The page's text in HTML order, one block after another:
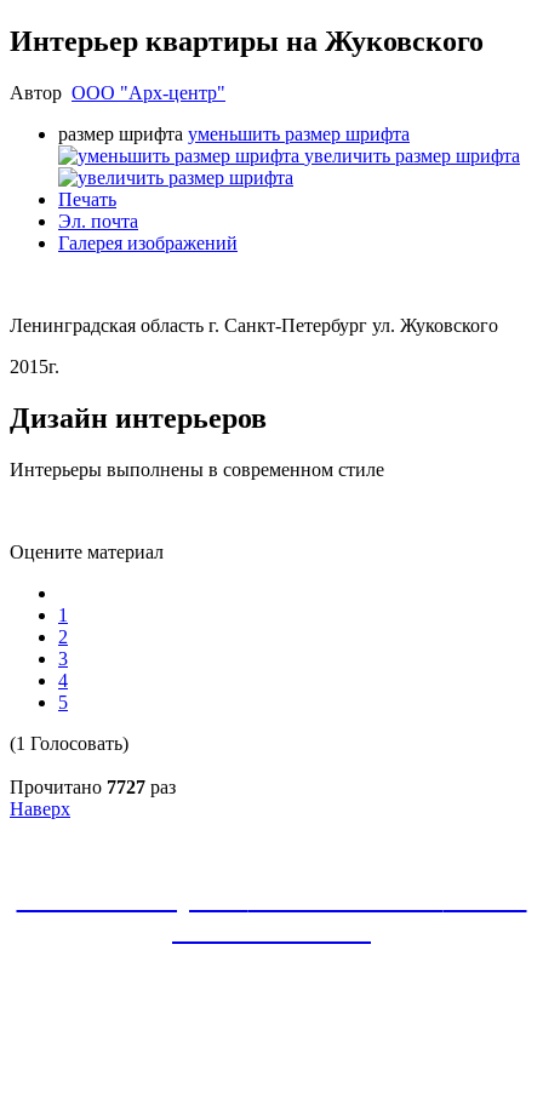
Интерьер квартиры на Жуковского
Автор ООО "Арх-центр"
размер шрифта уменьшить размер шрифта
увеличить размер шрифта
Печать
Эл. почта
Галерея изображений
Ленинградская область г. Санкт-Петербург ул. Жуковского
2015г.
Дизайн интерьеров
Интерьеры выполнены в современном стиле
Оцените материал
1
2
3
4
5
(1 Голосовать)
Прочитано 7727 раз
Наверх